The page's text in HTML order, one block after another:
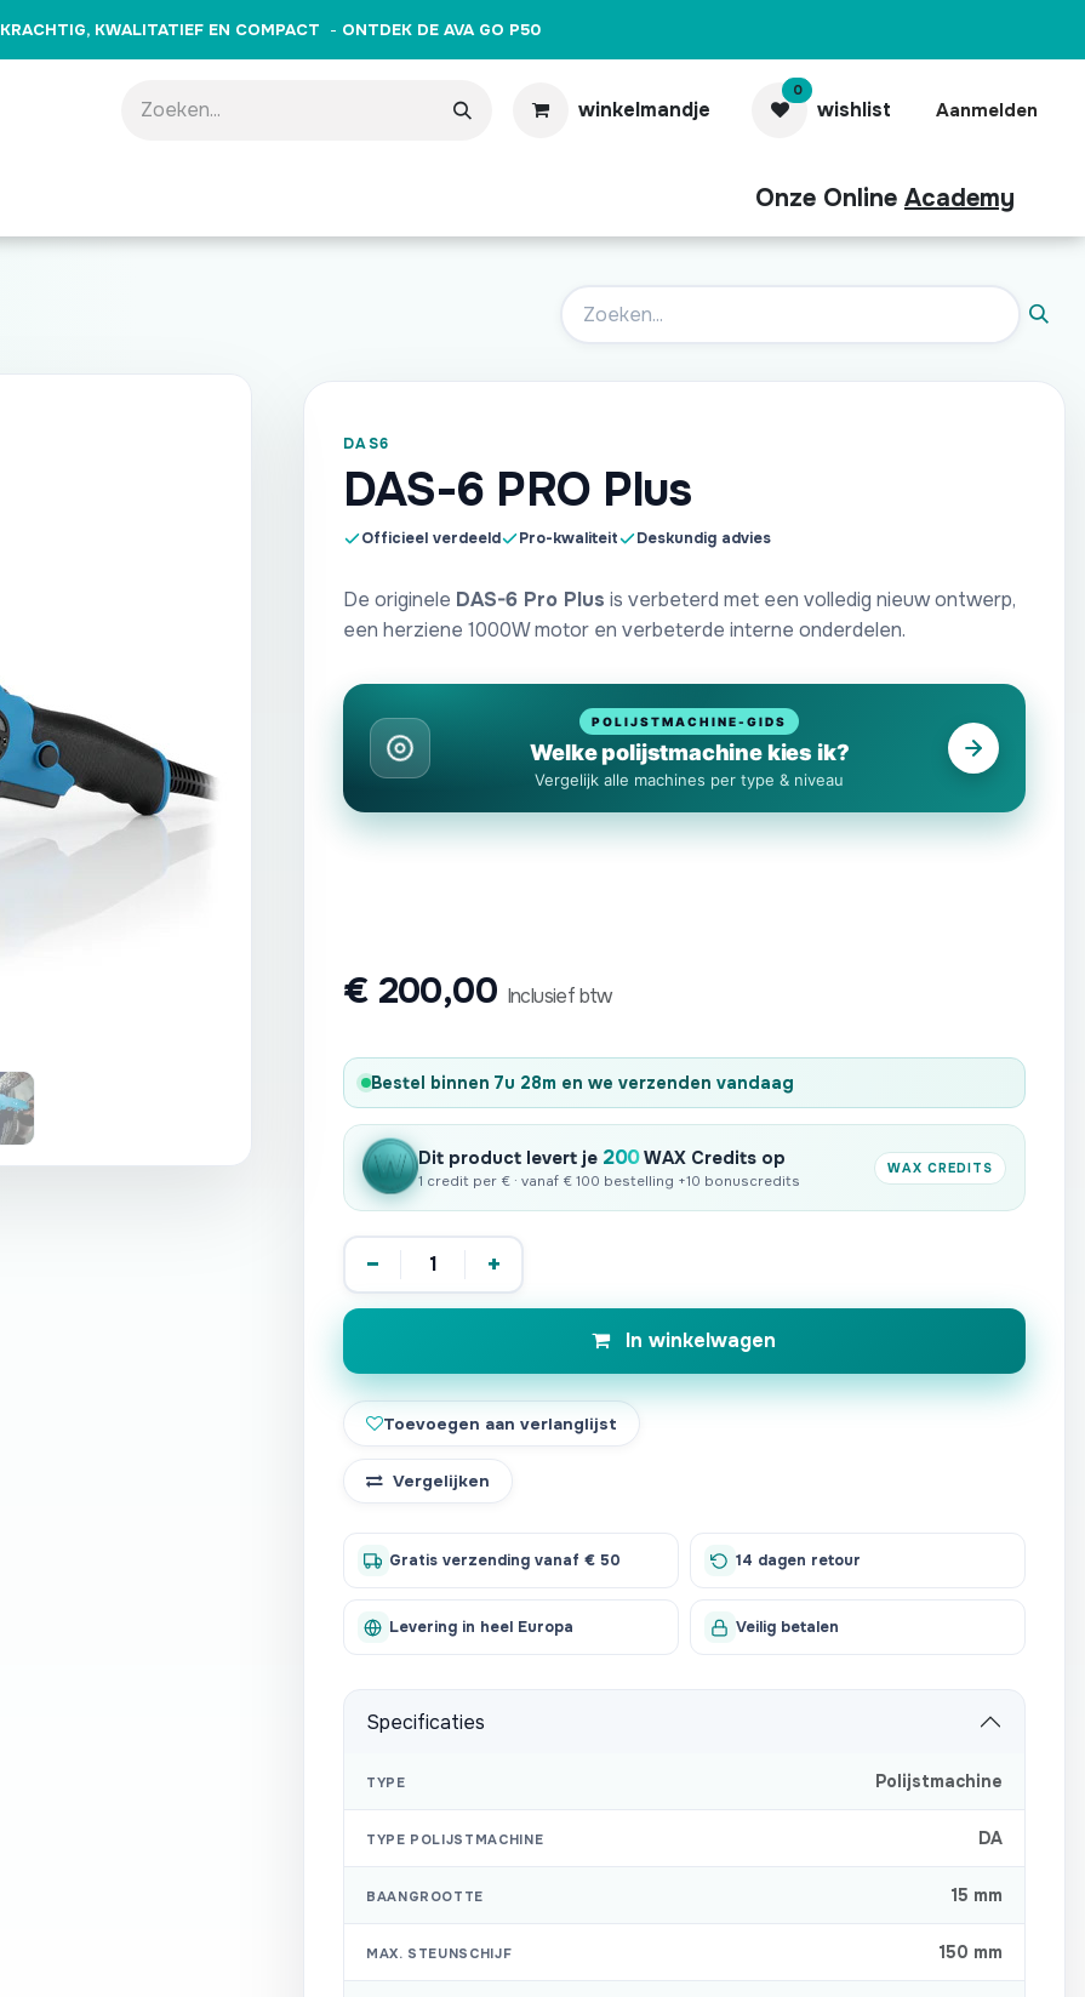
KRACHTIG, KWALITATIEF EN COMPACT - ONTDEK DE AVA GO P50
winkelmandje
0
wishlist Aanmelden
Pro
Onze Online Academy
DAS6
DAS-6 PRO Plus
Officieel verdeeld Pro-kwaliteit Deskundig advies
De originele DAS-6 Pro Plus is verbeterd met een volledig nieuw ontwerp,
een herziene 1000W motor en verbeterde interne onderdelen.
POLIJSTMACHINE-GIDS
Welke polijstmachine kies ik?
Vergelijk alle machines per type & niveau
€ 200,00 Inclusief btw
Bestel binnen 7u 28m en we verzenden vandaag
Dit product levert je 200WAX Credits op
1 credit per € · vanaf € 100 bestelling +10 bonuscredits
WAX CREDITS
− +
In winkelwagen
Toevoegen aan verlanglijst
Vergelijken
Gratis verzending vanaf € 50 14 dagen retour
Levering in heel Europa Veilig betalen
Specificaties
TYPE Polijstmachine
TYPE POLIJSTMACHINE DA
BAANGROOTTE 15 mm
MAX. STEUNSCHIJF 150 mm